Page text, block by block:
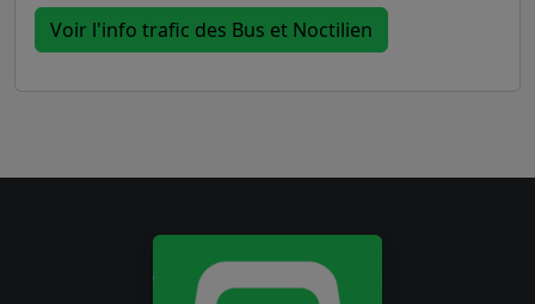
Voir l'info trafic des Bus et Noctilien